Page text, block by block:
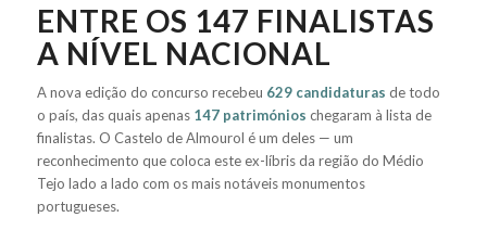
ENTRE OS 147 FINALISTAS
A NÍVEL NACIONAL
A nova edição do concurso recebeu 629 candidaturas de todo
o país, das quais apenas 147 patrimónios chegaram à lista de
finalistas. O Castelo de Almourol é um deles — um
reconhecimento que coloca este ex-líbris da região do Médio
Tejo lado a lado com os mais notáveis monumentos
portugueses.